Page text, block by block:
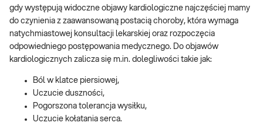
gdy występują widoczne objawy kardiologiczne najczęściej mamy
do czynienia z zaawansowaną postacią choroby, która wymaga
natychmiastowej konsultacji lekarskiej oraz rozpoczęcia
odpowiedniego postępowania medycznego. Do objawów
kardiologicznych zalicza się m.in. dolegliwości takie jak:
Ból w klatce piersiowej,
Uczucie duszności,
Pogorszona tolerancja wysiłku,
Uczucie kołatania serca.